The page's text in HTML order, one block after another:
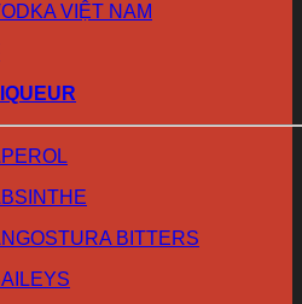
VIỆT NAM
BITTERS